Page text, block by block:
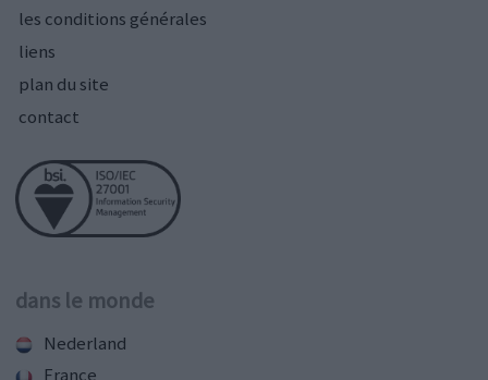
les conditions générales
liens
plan du site
contact
dans le monde
Nederland
France